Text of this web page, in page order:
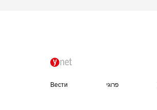
פרוגי Вести